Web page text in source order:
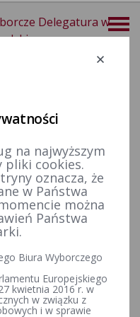
Delegatura w
Komunikaty Komisarza Wyborczego
na najwyższym
pliki cookies.
oznacza, że
w Państwa
można
Państwa
Biura Wyborczego
Europejskiego
kwietnia 2016 r. w
w związku z
i w sprawie